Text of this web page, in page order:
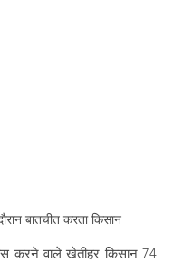
बातचीत करता किसान
करने वाले खेतीहर किसान 74